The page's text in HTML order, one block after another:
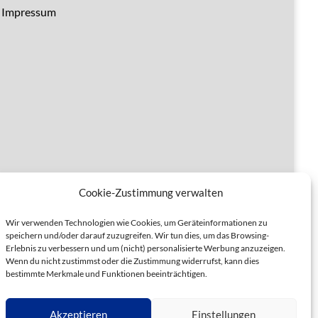
Cookie-Zustimmung verwalten
Wir verwenden Technologien wie Cookies, um Geräteinformationen zu
speichern und/oder darauf zuzugreifen. Wir tun dies, um das Browsing-
Erlebnis zu verbessern und um (nicht) personalisierte Werbung anzuzeigen.
Wenn du nicht zustimmst oder die Zustimmung widerrufst, kann dies
bestimmte Merkmale und Funktionen beeinträchtigen.
Akzeptieren Einstellungen
Impressum